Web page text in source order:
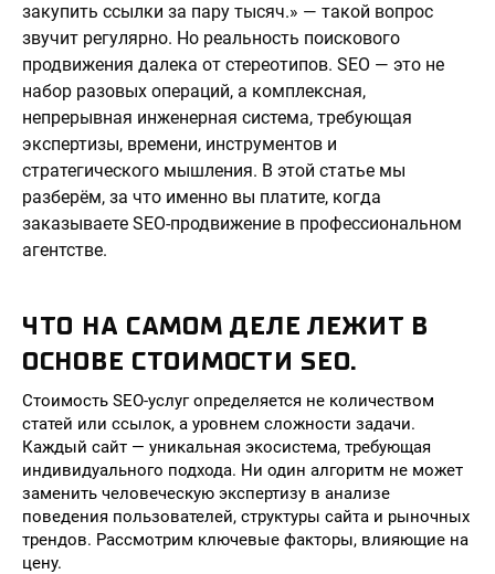
закупить ссылки за пару тысяч.» — такой вопрос
звучит регулярно. Но реальность поискового
продвижения далека от стереотипов. SEO — это не
набор разовых операций, а комплексная,
непрерывная инженерная система, требующая
экспертизы, времени, инструментов и
стратегического мышления. В этой статье мы
разберём, за что именно вы платите, когда
заказываете SEO-продвижение в профессиональном
агентстве.
ЧТО НА САМОМ ДЕЛЕ ЛЕЖИТ В
ОСНОВЕ СТОИМОСТИ SEO.
Стоимость SEO-услуг определяется не количеством
статей или ссылок, а уровнем сложности задачи.
Каждый сайт — уникальная экосистема, требующая
индивидуального подхода. Ни один алгоритм не может
заменить человеческую экспертизу в анализе
поведения пользователей, структуры сайта и рыночных
трендов. Рассмотрим ключевые факторы, влияющие на
цену.